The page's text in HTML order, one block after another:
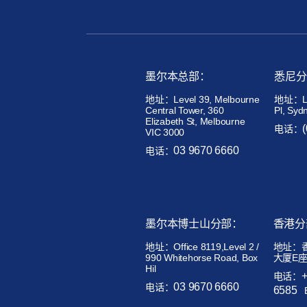
墨尔本总部：
地址：Level 39, Melbourne
Central Tower, 360
Elizabeth St, Melbourne
VIC 3000
电话：03 9670 6660
悉尼
地址：
Pl,
电话：
墨尔本博士山分部：
地址：Office 8119,Level 2 /
990 Whitehorse Road, Box
Hil
电话：03 9670 6660
香港
地址：
大厦E
电话：
6585